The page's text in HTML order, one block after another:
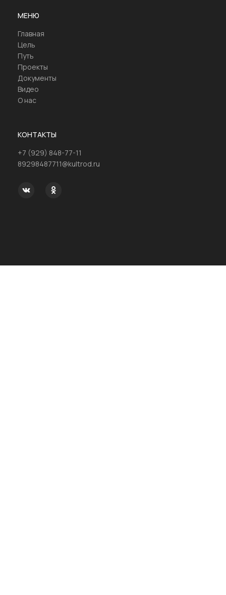
МЕНЮ
Главная
Цель
Путь
Проекты
Документы
Видео
О нас
КОНТАКТЫ
+7 (929) 848-77-11
89298487711@kultrod.ru